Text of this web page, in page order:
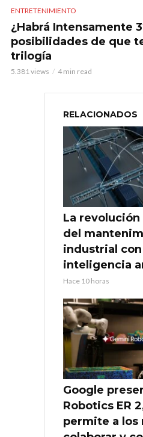
ENTRETENIMIENTO
¿Habrá Intensamente
posibilidades de que
trilogía
5.381 views 4 min read
RELACIONADOS
La
del
industrial con
inteligencia
Hace 10 horas
Google
Robotics ER
permite a los